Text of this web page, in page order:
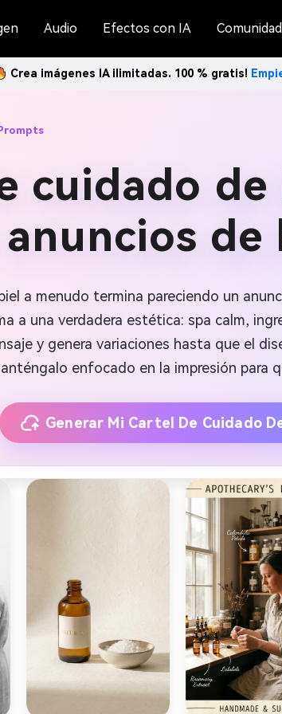
Audio Efectos con IA Comunidad
Crea imágenes IA ilimitadas. 100 % gratis!
cuidado
de
a menudo termina pareciendo un
a una verdadera estética: spa calm,
y genera variaciones hasta que el
enfocado en la impresión para
Generar Mi Cartel De Cuidado